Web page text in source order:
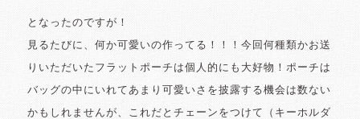
となったのですが！
見るたびに、何か可愛いの作ってる！！！今回何種類かお送
りいただいたフラットポーチは個人的にも大好物！ポーチは
バッグの中にいれてあまり可愛いさを披露する機会は数ない
かもしれませんが、これだとチェーンをつけて（キーホルダ